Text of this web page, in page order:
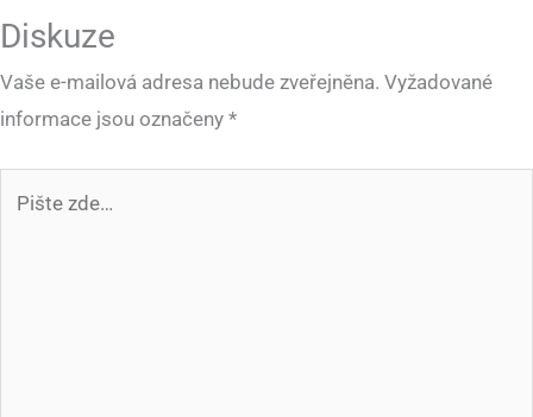
Diskuze
Vaše e-mailová adresa nebude zveřejněna. Vyžadované
informace jsou označeny *